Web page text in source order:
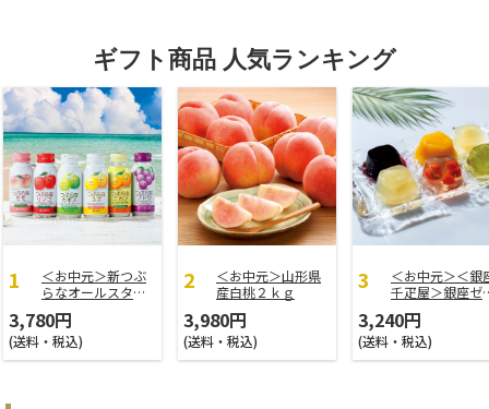
ギフト商品 人気ランキング
＜お中元＞新つぶ
らなオールスター
3,780円
(送料・税込)
＜お中元＞山形県
産白桃２ｋｇ
3,980円
(送料・税込)
＜お中元＞＜銀
千疋屋＞銀座ゼ
3,240円
(送料・税込)